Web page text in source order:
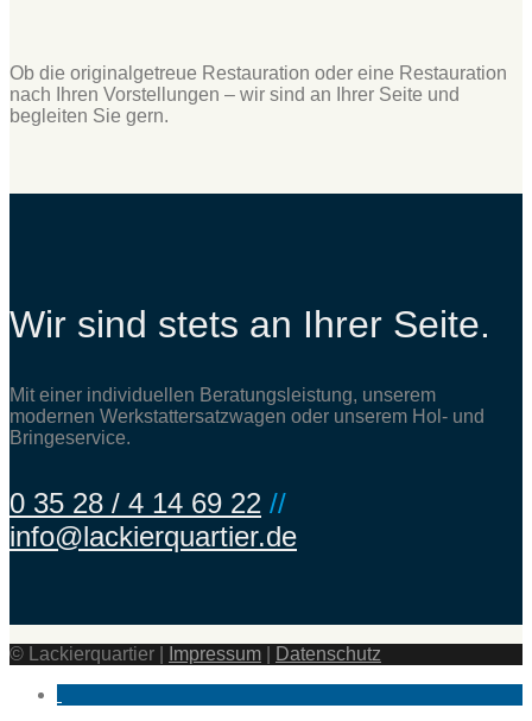
Ob die originalgetreue Restauration oder eine Restauration
nach Ihren Vorstellungen – wir sind an Ihrer Seite und
begleiten Sie gern.
Wir sind stets an Ihrer Seite.
Mit einer individuellen Beratungsleistung, unserem
modernen Werkstattersatzwagen oder unserem Hol- und
Bringeservice.
0 35 28 / 4 14 69 22 //
info@lackierquartier.de
© Lackierquartier | Impressum Datenschutz